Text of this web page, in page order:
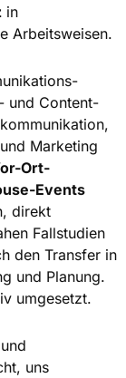
in
Arbeitsweisen.
und Content-
Marketing
Ort-
Events
direkt
Fallstudien
den Transfer in
und Planung.
umgesetzt.
uns